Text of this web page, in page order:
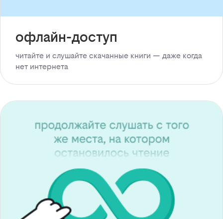
офлайн-доступ
читайте и слушайте скачанные книги — даже когда
нет интернета